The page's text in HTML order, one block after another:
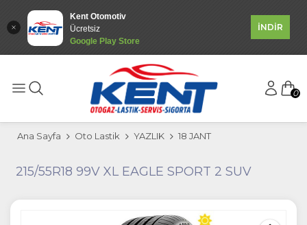
Kent Otomotiv
Ücretsiz
Google Play Store
İNDİR
0
Ana Sayfa Oto Lastik YAZLIK 18 JANT
215/55R18 99V XL EAGLE SPORT 2 SUV